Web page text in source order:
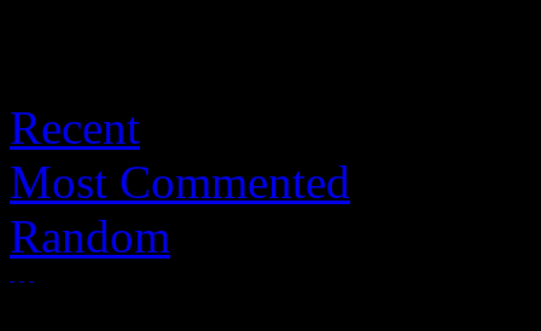
Recent
Most Commented
Random